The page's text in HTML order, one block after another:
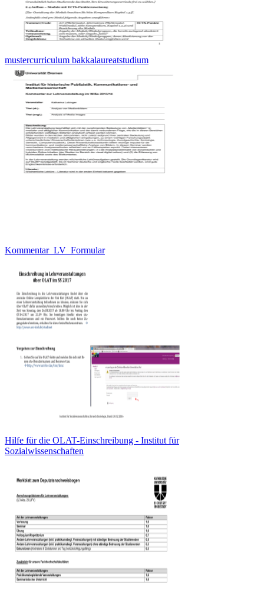
mustercurriculum bakkalaureatstudium
Kommentar_LV_Formular
Hilfe für die OLAT-Einschreibung - Institut für
Sozialwissenschaften